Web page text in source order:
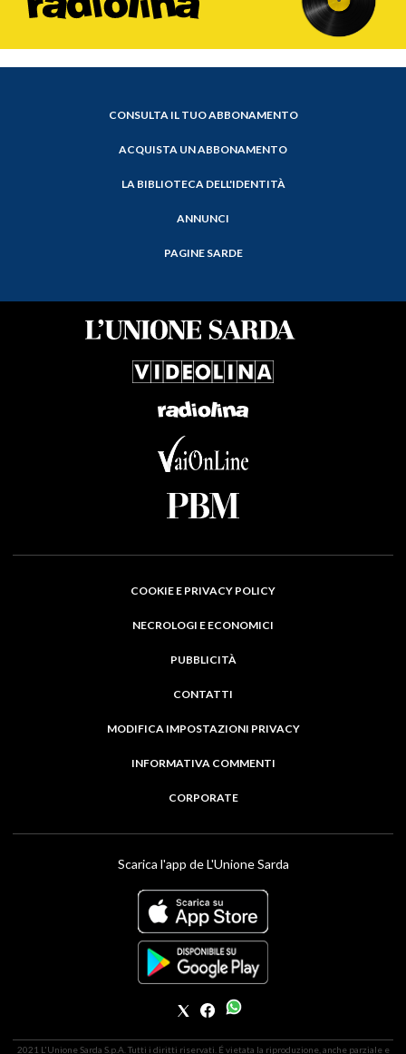
CONSULTA IL TUO ABBONAMENTO
ACQUISTA UN ABBONAMENTO
LA BIBLIOTECA DELL'IDENTITÀ
ANNUNCI
PAGINE SARDE
COOKIE E PRIVACY POLICY
NECROLOGI E ECONOMICI
PUBBLICITÀ
CONTATTI
MODIFICA IMPOSTAZIONI PRIVACY
INFORMATIVA COMMENTI
CORPORATE
Scarica l'app de L'Unione Sarda
2021 L'Unione Sarda S.p.A. Tutti i diritti riservati. É vietata la riproduzione, anche parziale e